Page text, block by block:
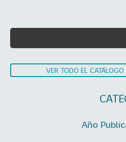
VER TODO EL CATÁLOGO
Año